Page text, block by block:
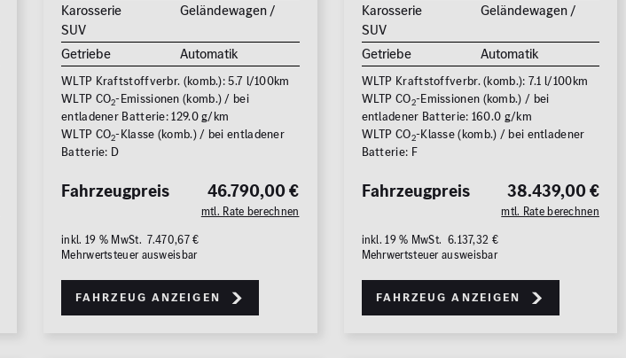
Karosserie
Geländewagen /
SUV
Getriebe
Automatik
WLTP Kraftstoffverbr. (komb.): 5.7 l/100km
WLTP CO2-Emissionen (komb.) / bei
entladener Batterie: 129.0 g/km
WLTP CO2-Klasse (komb.) / bei entladener
Batterie: D
46.790,00 €
mtl. Rate berechnen
Fahrzeugpreis
inkl. 19 % MwSt. 7.470,67 €
Mehrwertsteuer ausweisbar
Fahrzeug anzeigen
Karosserie
Geländewagen /
SUV
Getriebe
Automatik
WLTP Kraftstoffverbr. (komb.): 7.1 l/100km
WLTP CO2-Emissionen (komb.) / bei
entladener Batterie: 160.0 g/km
WLTP CO2-Klasse (komb.) / bei entladener
Batterie: F
38.439,00 €
mtl. Rate berechnen
Fahrzeugpreis
inkl. 19 % MwSt. 6.137,32 €
Mehrwertsteuer ausweisbar
Fahrzeug anzeigen